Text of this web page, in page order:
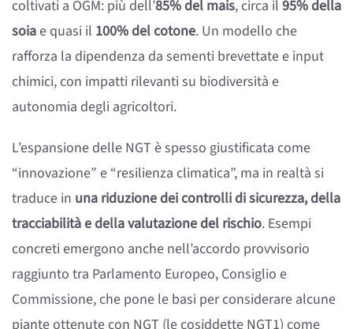
coltivati a OGM: più dell’85% del mais, circa il 95% della
soiae quasi il 100% del cotone. Un modello che
rafforza la dipendenza da sementi brevettate e input
chimici, con impatti rilevanti su biodiversità e
autonomia degli agricoltori.
L’espansione delle NGT è spesso giustificata come
“innovazione” e “resilienza climatica”, ma in realtà si
traduce in una riduzione dei controlli di sicurezza, della
tracciabilità e della valutazione del rischio. Esempi
concreti emergono anche nell’accordo provvisorio
raggiunto tra Parlamento Europeo, Consiglio e
Commissione, che pone le basi per considerare alcune
piante ottenute con NGT (le cosiddette NGT1) come